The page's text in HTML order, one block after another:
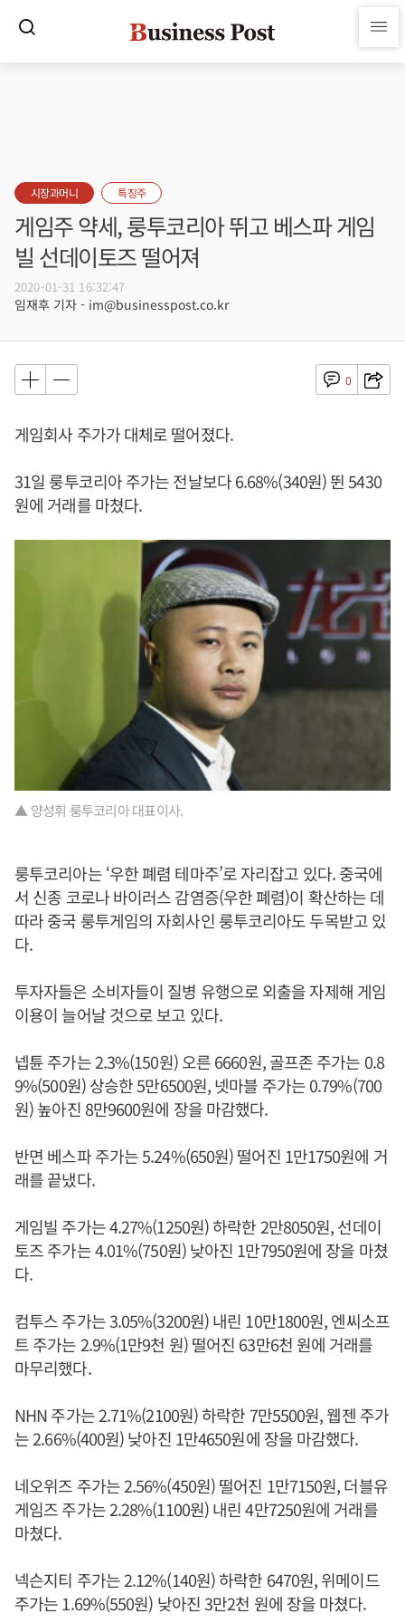
시장과머니 특징주
게임주 약세, 룽투코리아 뛰고 베스파 게임
빌 선데이토즈 떨어져
2020-01-31 16:32:47
임재후 기자 - im@businesspost.co.kr
0
게임회사 주가가 대체로 떨어졌다.
31일 룽투코리아 주가는 전날보다 6.68%(340원) 뛴 5430
원에 거래를 마쳤다.
▲ 양성휘 룽투코리아 대표이사.
룽투코리아는 ‘우한 폐렴 테마주’로 자리잡고 있다. 중국에
서 신종 코로나 바이러스 감염증(우한 폐렴)이 확산하는 데
따라 중국 룽투게임의 자회사인 룽투코리아도 두목받고 있
다.
투자자들은 소비자들이 질병 유행으로 외출을 자제해 게임
이용이 늘어날 것으로 보고 있다.
넵튠 주가는 2.3%(150원) 오른 6660원, 골프존 주가는 0.8
9%(500원) 상승한 5만6500원, 넷마블 주가는 0.79%(700
원) 높아진 8만9600원에 장을 마감했다.
반면 베스파 주가는 5.24%(650원) 떨어진 1만1750원에 거
래를 끝냈다.
게임빌 주가는 4.27%(1250원) 하락한 2만8050원, 선데이
토즈 주가는 4.01%(750원) 낮아진 1만7950원에 장을 마쳤
다.
컴투스 주가는 3.05%(3200원) 내린 10만1800원, 엔씨소프
트 주가는 2.9%(1만9천 원) 떨어진 63만6천 원에 거래를
마무리했다.
NHN 주가는 2.71%(2100원) 하락한 7만5500원, 웹젠 주가
는 2.66%(400원) 낮아진 1만4650원에 장을 마감했다.
네오위즈 주가는 2.56%(450원) 떨어진 1만7150원, 더블유
게임즈 주가는 2.28%(1100원) 내린 4만7250원에 거래를
마쳤다.
넥슨지티 주가는 2.12%(140원) 하락한 6470원, 위메이드
주가는 1.69%(550원) 낮아진 3만2천 원에 장을 마쳤다.